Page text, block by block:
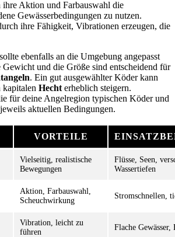
ihre Aktion und Farbauswahl die
Gewässerbedingungen zu nutzen.
ihre Fähigkeit, Vibrationen erzeugen, die
ebenfalls an die Umgebung angepasst
Gewicht und die Größe sind entscheidend für
. Ein gut ausgewählter Köder kann
kapitalen Hecht erheblich steigern.
für deine Angelregion typischen Köder und
aktuellen Bedingungen.
VORTEILE
Vielseitig, realistische
Bewegungen
Flüsse, Seen,
Wassertiefen
Aktion, Farbauswahl,
Scheuchwirkung
Stromschnellen,
Vibration, leicht zu
führen
Flache Gewässer,